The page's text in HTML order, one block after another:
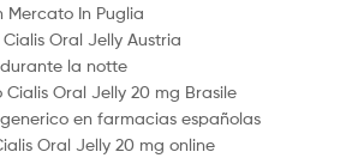
Mercato In Puglia
Oral Jelly Austria
la notte
Oral Jelly 20 mg Brasile
en farmacias españolas
Oral Jelly 20 mg online